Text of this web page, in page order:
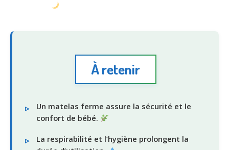
À retenir
Un matelas ferme assure la sécurité et le
confort de bébé.
La respirabilité et l’hygiène prolongent la